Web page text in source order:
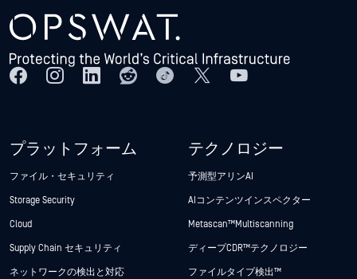
プラットフォーム
ファイル・セキュリティ
Storage Security
Cloud
Supply Chain セキュリティ
ネットワークの検出と対応
テクノロジー
予測型アリンAI
AIコンテンツインスペクター
Metascan™ Multiscanning
ディープCDR™テクノロジー
ファイルタイプ検出™